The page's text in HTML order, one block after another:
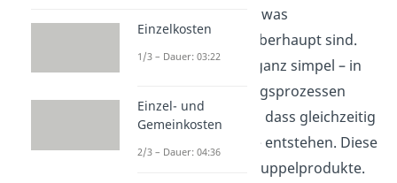
wichtig zu wissen, was
Kuppelprodukte überhaupt sind.
Das ist eigentlich ganz simpel – in
manchen Fertigungsprozessen
kann es passieren, dass gleichzeitig
mehrere Produkte entstehen. Diese
nennt man dann Kuppelprodukte.
Einzelkosten
1/3 – Dauer: 03:22
Einzel- und
Gemeinkosten
2/3 – Dauer: 04:36